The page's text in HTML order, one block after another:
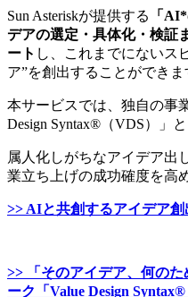
Sun Asteriskが提供する
「
デアの選定・具体化・検証
ート し、これまでにないス
ア”を創出することができま
本サービスでは、独自の事
Design Syntax®（VDS）」
属人化しがちなアイデア出
業立ち上げの成功確度を高
>> AIと共創するアイデア
>> 「そのアイデア、何の
ーク「Value Design